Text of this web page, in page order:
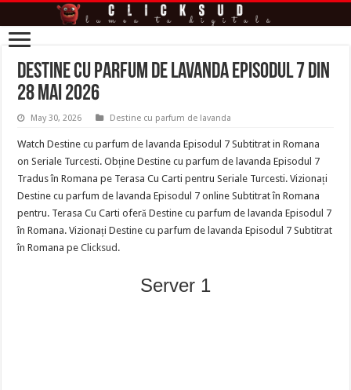
Destine cu parfum de lavanda Episodul 7 din
28 Mai 2026
May 30, 2026 Destine cu parfum de lavanda
Watch Destine cu parfum de lavanda Episodul 7 Subtitrat in Romana
on Seriale Turcesti. Obține Destine cu parfum de lavanda Episodul 7
Tradus în Romana pe Terasa Cu Carti pentru Seriale Turcesti. Vizionați
Destine cu parfum de lavanda Episodul 7 online Subtitrat în Romana
pentru. Terasa Cu Carti oferă Destine cu parfum de lavanda Episodul 7
în Romana. Vizionați Destine cu parfum de lavanda Episodul 7 Subtitrat
în Romana peClicksud .
Server 1